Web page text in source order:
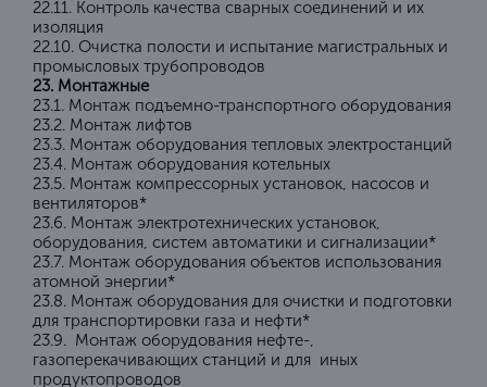
22.11. Контроль качества сварных соединений и их
изоляция
22.10. Очистка полости и испытание магистральных и
промысловых трубопроводов
23. Монтажные
23.1. Монтаж подъемно-транспортного оборудования
23.2. Монтаж лифтов
23.3. Монтаж оборудования тепловых электростанций
23.4. Монтаж оборудования котельных
23.5. Монтаж компрессорных установок, насосов и
вентиляторов*
23.6. Монтаж электротехнических установок,
оборудования, систем автоматики и сигнализации*
23.7. Монтаж оборудования объектов использования
атомной энергии*
23.8. Монтаж оборудования для очистки и подготовки
для транспортировки газа и нефти*
23.9. Монтаж оборудования нефте-,
газоперекачивающих станций и для иных
продуктопроводов